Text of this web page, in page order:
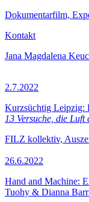
Dokumentarfilm,
Kontakt
Jana Magdalena
2.7.2022
Kurzsüchtig Leipzig:
13 Versuche, die Luft
FILZ kollektiv,
26.6.2022
Hand and Machine:
Tuohy & Dianna